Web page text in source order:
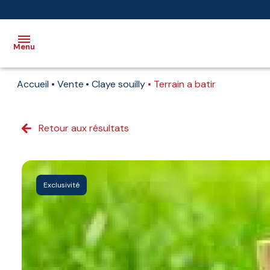
Menu
professionnel
Biens
vendus
Immobilier
Accueil Vente Claye souilly Terrain a batir
Retour aux résultats
Exclusivité